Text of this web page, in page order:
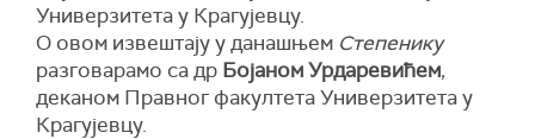
Универзитета у Крагујевцу.
О овом извештају у данашњем Степенику
разговарамо са др Бојаном Урдаревићем,
деканом Правног факултета Универзитета у
Крагујевцу.